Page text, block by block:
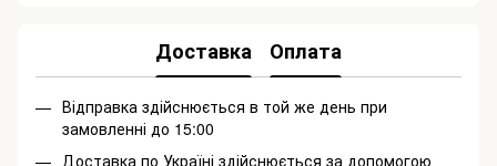
Доставка Оплата
Відправка здійснюється в той же день при
замовленні до 15:00
Доставка по Україні здійснюється за допомогою